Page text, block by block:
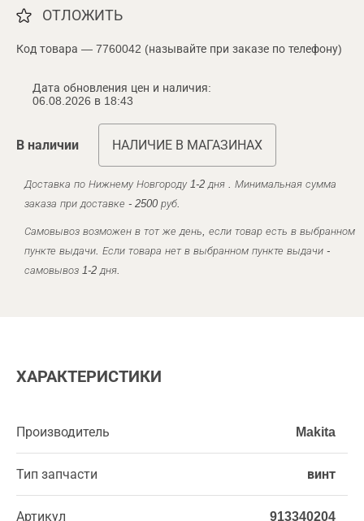
ОТЛОЖИТЬ
Код товара — 7760042 (называйте при заказе по телефону)
Дата обновления цен и наличия:
06.08.2026 в 18:43
В наличии НАЛИЧИЕ В МАГАЗИНАХ
Доставка по Нижнему Новгороду 1-2 дня . Минимальная сумма
заказа при доставке - 2500 руб.
Самовывоз возможен в тот же день, если товар есть в выбранном
пункте выдачи. Если товара нет в выбранном пункте выдачи -
самовывоз 1-2 дня.
ХАРАКТЕРИСТИКИ
Производитель Makita
Тип запчасти винт
Артикул 913340204